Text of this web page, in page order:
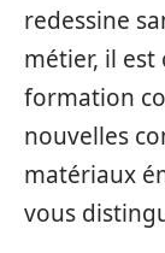
redessine
métier, il est
formation
nouvelles
matériaux
vous